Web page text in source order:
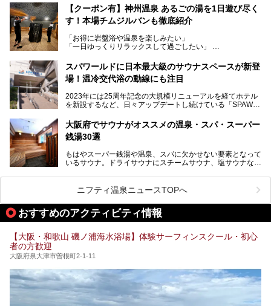
サウナー注目の3種のサウナや160cmの深水風呂、没入感の
高い岩盤浴エリア、日本最大の台数を誇る最新AIフィットネ
スマシンなど、見どころ満載の館内を詳しくご紹介します。
に“一日中くつろげる場所”としてパワーアップしています。
今回のリニューアルでは、新たに登場した瞑想サウナをはじ
見どころが盛りだくさん。日常の疲れを癒やしたい方はもち
ろん、休日にゆったり過ごしたい方にもぴったりの内容とな
本記事では、そんなリニューアル後の注目ポイントを詳しく
紹介します。これから「鶴見緑地湯元水春」に訪れる方や、
い。
【クーポン有】神州温泉 あるごの湯を1日遊び尽く
す！本場チムジルバンも徹底紹介
「お得に岩盤浴や温泉を楽しみたい」
「一日ゆっくりリラックスして過ごしたい」
利用できる「神州温泉 あるごの湯」です。
あるごの湯は、大阪府豊中市にある日帰り温浴施設で、阪急
チムジルバン（岩盤浴）を中心に、発汗・リラックス・漫画
タイムまで満喫できる長時間滞在型の施設なので、一日中ゆ
る迫力ある熱波パフォーマンスも毎日行われており、“とと
のう”体験をしっかり楽しめるのもポイントです。
ケやボウリングといった遊び場もあり、友人同士やカップル
で“遊び+癒し”の一日を過ごすのにもぴったり。
処にいたるまで魅力をたっぷり堪能してきたので、その全容
スパワールドに日本最大級のサウナスペースが新登
場！温冷交代浴の動線にも注目
2023年には25周年記念の大規模リニューアルを経てホテル
を新設するなど、日々アップデートし続けている「SPAWO
そんなスパワールドが2025年11月15日（土）に、新たな浴
室や日本最大級140人収容の大規模サウナを携えてリニュー
アルオープン！浴室である4F・6Fそれぞれにリニューアル
大規模リニューアルの全容を確認すべく、リニューアルプレ
オープンイベントに行ってきました！今回はそのリニューア
大阪府でサウナがオススメの温泉・スパ・スーパー
銭湯30選
もはやスーパー銭湯や温泉、スパに欠かせない要素となって
いるサウナ。ドライサウナにスチームサウナ、塩サウナな
ペース、ロウリュウなど、心ゆくまで楽しむためのサービス
が充実した施設も多くみられます。
今回はそんなサウナにこだわった、大阪府内のオススメ温
泉・銭湯・スパを30件紹介したいと思います！
ニフティ温泉ニュースTOPへ
おすすめのアクティビティ情報
【大阪・和歌山 磯ノ浦海水浴場】体験サーフィンスクール・初心
者の方歓迎
大阪府泉大津市曽根町2-1-11